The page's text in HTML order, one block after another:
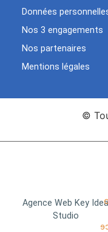
Données
Nos 3 engagements
Nos partenaires
Mentions légales
©
Agence Web Key
Studio